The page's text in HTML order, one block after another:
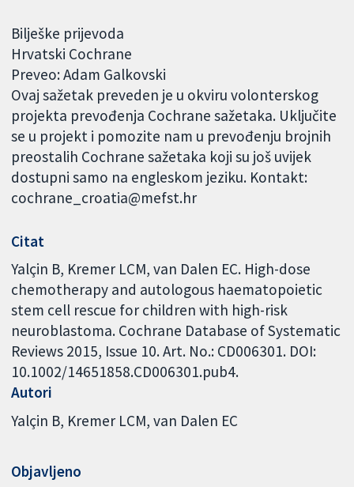
Bilješke prijevoda
Hrvatski Cochrane
Preveo: Adam Galkovski
Ovaj sažetak preveden je u okviru volonterskog
projekta prevođenja Cochrane sažetaka. Uključite
se u projekt i pomozite nam u prevođenju brojnih
preostalih Cochrane sažetaka koji su još uvijek
dostupni samo na engleskom jeziku. Kontakt:
cochrane_croatia@mefst.hr
Citat
Yalçin B, Kremer LCM, van Dalen EC. High-dose
chemotherapy and autologous haematopoietic
stem cell rescue for children with high-risk
neuroblastoma. Cochrane Database of Systematic
Reviews 2015, Issue 10. Art. No.: CD006301. DOI:
10.1002/14651858.CD006301.pub4.
Autori
Yalçin B Kremer LCM van Dalen EC
Objavljeno